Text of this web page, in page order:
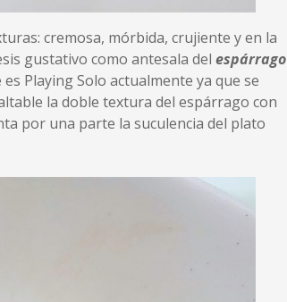
cremosa, mórbida, crujiente y en la
gustativo como antesala del espárrago
Playing Solo actualmente ya que se
la doble textura del espárrago con
por una parte la suculencia del plato